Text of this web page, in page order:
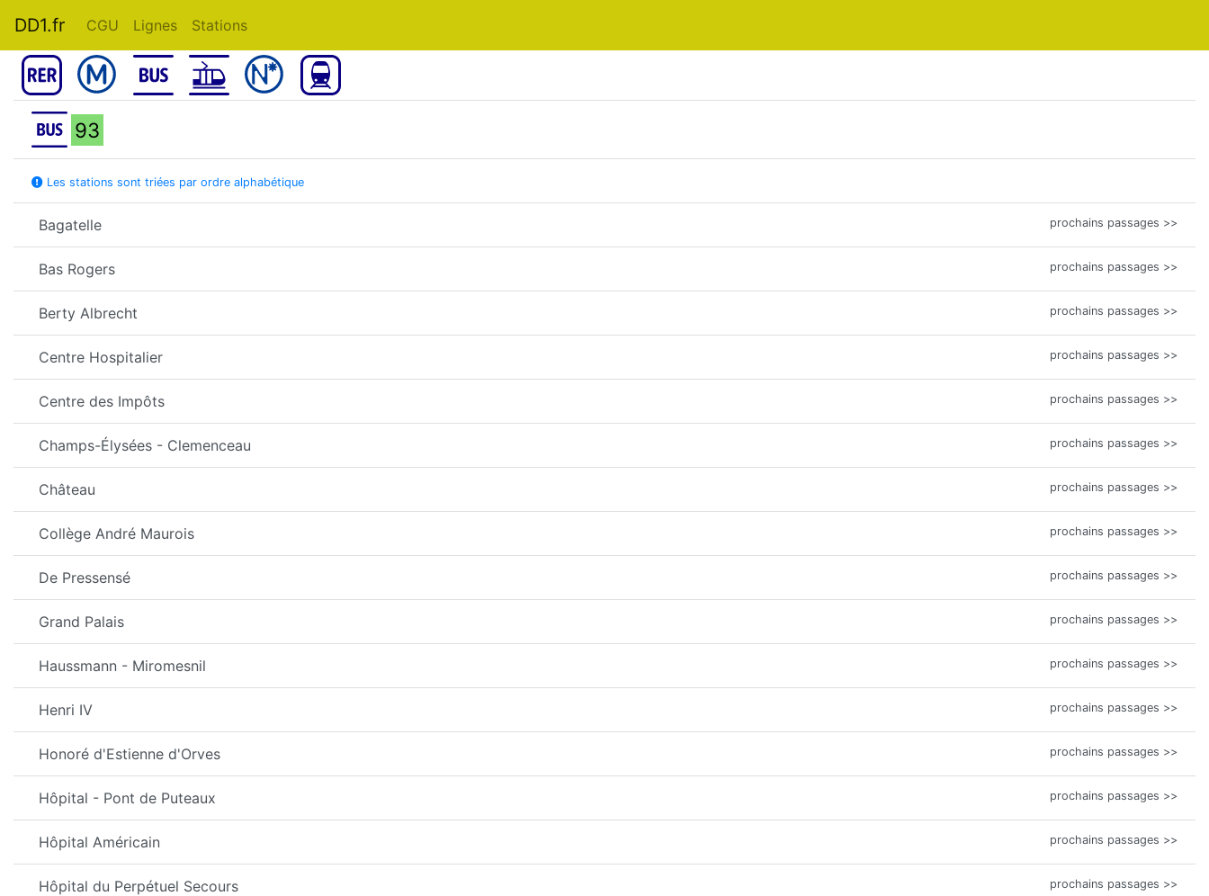
DD1.fr CGU Lignes Stations
93
Les stations sont triées par ordre alphabétique
Bagatelle prochains passages >>
Bas Rogers prochains passages >>
Berty Albrecht prochains passages >>
Centre Hospitalier prochains passages >>
Centre des Impôts prochains passages >>
Champs-Élysées - Clemenceau prochains passages >>
Château prochains passages >>
Collège André Maurois prochains passages >>
De Pressensé prochains passages >>
Grand Palais prochains passages >>
Haussmann - Miromesnil prochains passages >>
Henri IV prochains passages >>
Honoré d'Estienne d'Orves prochains passages >>
Hôpital - Pont de Puteaux prochains passages >>
Hôpital Américain prochains passages >>
Hôpital du Perpétuel Secours prochains passages >>